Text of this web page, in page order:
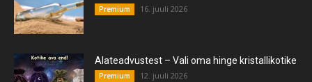
Premium 16. juuli 2026
Alateadvustest – Vali oma hinge kristallikotike
Premium 12. juuli 2026